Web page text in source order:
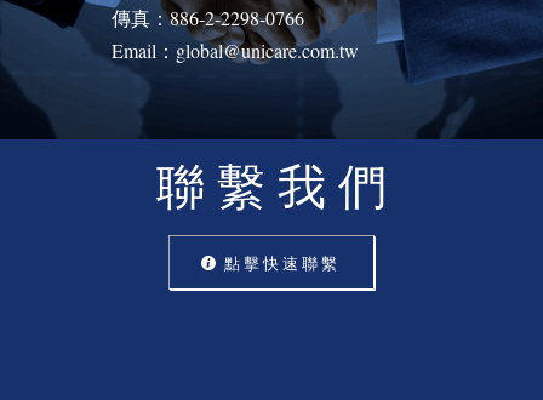
傳真：886-2-2298-0766
Email：global@unicare.com.tw
聯 繫 我 們
點 擊 快 速 聯 繫